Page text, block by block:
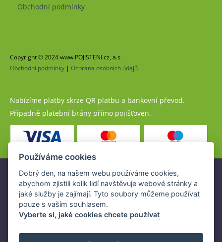
Obchodní podmínky
Copyright © 2024 www.POJISTENI.cz, a.s.
Obchodní podmínky | Ochrana osobních údajů
Nabízíme platby skrze QR platbu a bankovní převod.
Případně platební brány přímo pojišťoven.
Pojistné produkty jsou nabízeny společností
www.POJISTENI.cz, a.s. na základě platné licence České
národní banky (ČNB).
Licence ČNB umožňuje www.POJISTENI.cz, a.s. poskytovat
Používáme cookies
Dobrý den, na našem webu používáme cookies,
abychom zjistili kolik lidí navštěvuje webové stránky a
jaké služby je zajímají. Tyto soubory můžeme používat
pouze s vaším souhlasem.
Vyberte si, jaké cookies chcete používat